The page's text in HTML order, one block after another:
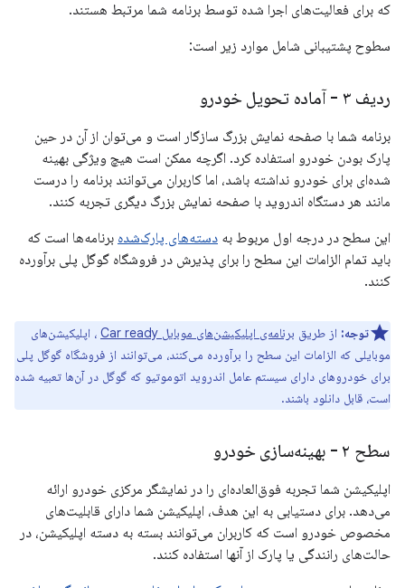
که برای فعالیت‌های اجرا شده توسط برنامه شما مرتبط هستند.
سطوح پشتیبانی شامل موارد زیر است:
ردیف ۳ - آماده تحویل خودرو
برنامه شما با صفحه نمایش بزرگ سازگار است و می‌توان از آن در حین
پارک بودن خودرو استفاده کرد. اگرچه ممکن است هیچ ویژگی بهینه
شده‌ای برای خودرو نداشته باشد، اما کاربران می‌توانند برنامه را درست
مانند هر دستگاه اندروید با صفحه نمایش بزرگ دیگری تجربه کنند.
این سطح در درجه اول مربوط به دسته‌های پارک‌شده برنامه‌ها است که
باید تمام الزامات این سطح را برای پذیرش در فروشگاه گوگل پلی برآورده
کنند.
توجه: از طریق برنامه‌ی اپلیکیشن‌های موبایل Car ready
، اپلیکیشن‌های
موبایلی که الزامات این سطح را برآورده می‌کنند، می‌توانند از فروشگاه گوگل پلی
برای خودروهای دارای سیستم عامل اندروید اتوموتیو که گوگل در آن‌ها تعبیه شده
است، قابل دانلود باشند.
سطح ۲ - بهینه‌سازی خودرو
اپلیکیشن شما تجربه فوق‌العاده‌ای را در نمایشگر مرکزی خودرو ارائه
می‌دهد. برای دستیابی به این هدف، اپلیکیشن شما دارای قابلیت‌های
مخصوص خودرو است که کاربران می‌توانند بسته به دسته اپلیکیشن، در
حالت‌های رانندگی یا پارک از آنها استفاده کنند.